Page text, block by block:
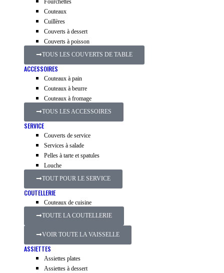
Fourchettes
Couteaux
Cuillères
Couverts à dessert
Couverts à poisson
TOUS LES COUVERTS DE TABLE
ACCESSOIRES
Couteaux à pain
Couteaux à beurre
Couteaux à fromage
TOUS LES ACCESSOIRES
SERVICE
Couverts de service
Services à salade
Pelles à tarte et spatules
Louche
TOUT POUR LE SERVICE
COUTELLERIE
Couteaux de cuisine
TOUTE LA COUTELLERIE
VOIR TOUTE LA VAISSELLE
ASSIETTES
Assiettes plates
Assiettes à dessert